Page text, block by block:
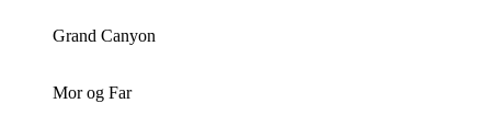
Grand Canyon
Mor og Far